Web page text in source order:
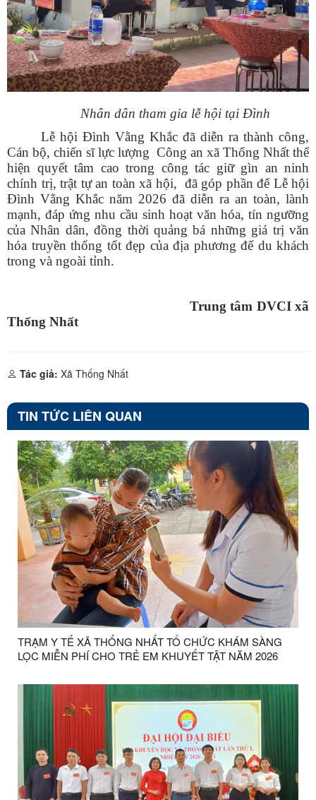
Nhân dân tham gia lễ hội tại Đình
Lễ hội Đình Vằng Khắc đã diễn ra thành công,
Cán bộ, chiến sĩ lực lượng Công an xã Thống Nhất thể
hiện quyết tâm cao trong công tác giữ gìn an ninh
chính trị, trật tự an toàn xã hội, đã góp phần để Lễ hội
Đình Vằng Khắc năm 2026 đã diễn ra an toàn, lành
mạnh, đáp ứng nhu cầu sinh hoạt văn hóa, tín ngưỡng
của Nhân dân, đồng thời quảng bá những giá trị văn
hóa truyền thống tốt đẹp của địa phương đế du khách
trong và ngoài tỉnh.
Trung tâm DVCI xã
Thống Nhất
Tác giả: Xã Thống Nhất
TIN TỨC LIÊN QUAN
TRẠM Y TẾ XÃ THỐNG NHẤT TỔ CHỨC KHÁM SÀNG
LỌC MIỄN PHÍ CHO TRẺ EM KHUYẾT TẬT NĂM 2026